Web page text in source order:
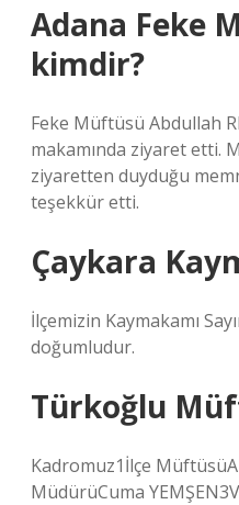
Adana Feke
kimdir?
Feke Müftüsü Abdullah
makamında ziyaret etti.
ziyaretten duyduğu
teşekkür etti.
Çaykara
İlçemizin Kaymakamı
doğumludur.
Türkoğlu
Kadromuz1İlçe
MüdürüCuma